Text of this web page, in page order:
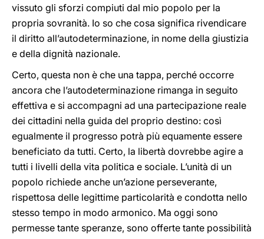
vissuto gli sforzi compiuti dal mio popolo per la
propria sovranità. Io so che cosa significa rivendicare
il diritto all’autodeterminazione, in nome della giustizia
e della dignità nazionale.
Certo, questa non è che una tappa, perché occorre
ancora che l’autodeterminazione rimanga in seguito
effettiva e si accompagni ad una partecipazione reale
dei cittadini nella guida del proprio destino: così
egualmente il progresso potrà più equamente essere
beneficiato da tutti. Certo, la libertà dovrebbe agire a
tutti i livelli della vita politica e sociale. L’unità di un
popolo richiede anche un’azione perseverante,
rispettosa delle legittime particolarità e condotta nello
stesso tempo in modo armonico. Ma oggi sono
permesse tante speranze, sono offerte tante possibilità